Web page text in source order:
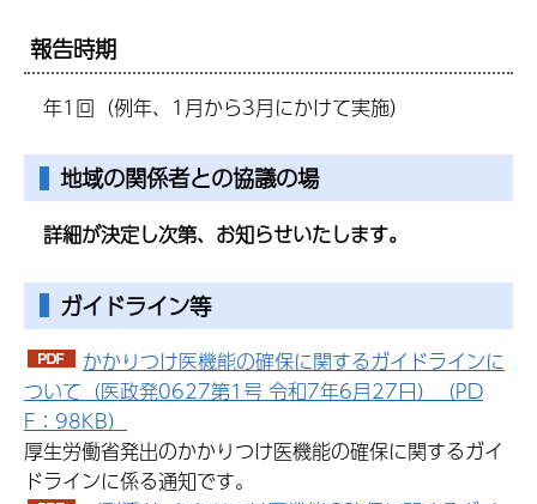
報告時期
年1回（例年、1月から3月にかけて実施）
地域の関係者との協議の場
詳細が決定し次第、お知らせいたします。
ガイドライン等
かかりつけ医機能の確保に関するガイドラインに
ついて（医政発0627第1号 令和7年6月27日）（PD
F：98KB）
厚生労働省発出のかかりつけ医機能の確保に関するガイ
ドラインに係る通知です。